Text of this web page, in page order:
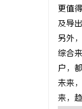
更值
及导
另外
综合
户，
未来
来，